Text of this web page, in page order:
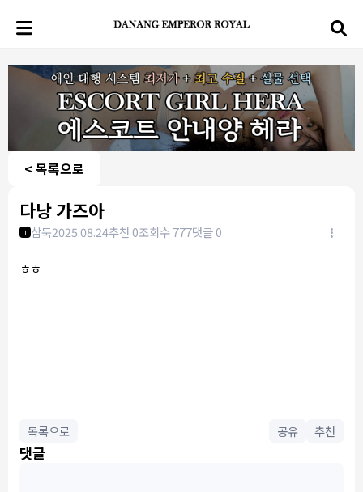
< 목록으로
다낭 가즈아
1 삼둑2025.08.24추천 0조회수 777댓글 0
ㅎㅎ
목록으로 공유 추천
댓글